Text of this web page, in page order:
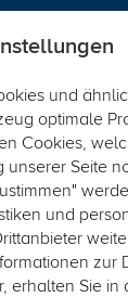
und
optimale
Cookies,
unserer Seite
und
zur
erhalten Sie in